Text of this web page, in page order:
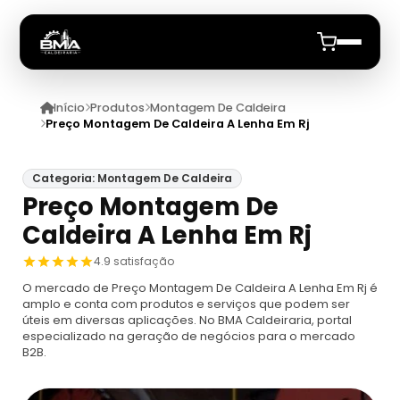
Início
Produtos
Caldeiras
Automação De Caldeiras
Caldeira De Recuperação
Caldeira De Recuperação Celulose
Inspecao Feitas Em Caldeiras
Cotação Inspeção De Caldeiras
Cotar Inspeção De Caldeiras
Montagem De Caldeira
Empresa De Montagem De Caldeiras A Gás
Caldeiras A Vapor
Anuncie
Início Produtos Montagem De Caldeira
Preço Montagem De Caldeira A Lenha Em Rj
Categoria: Montagem De Caldeira
Preço Montagem De
Caldeira A Lenha Em Rj
4.9 satisfação
O mercado de Preço Montagem De Caldeira A Lenha Em Rj é
amplo e conta com produtos e serviços que podem ser
úteis em diversas aplicações. No BMA Caldeiraria, portal
especializado na geração de negócios para o mercado
B2B.